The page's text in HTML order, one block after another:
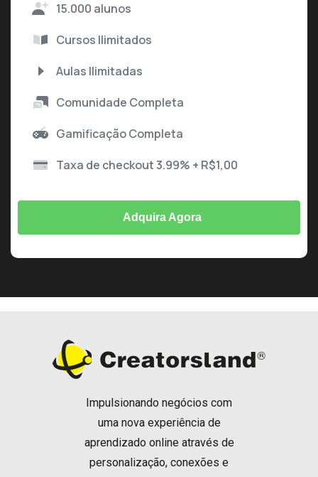
15.000 alunos
Cursos Ilimitados
Aulas Ilimitadas
Comunidade Completa
Gamificação Completa
Taxa de checkout 3.99% + R$1,00
Adquira Agora
Impulsionando negócios com
uma nova experiência de
aprendizado online através de
personalização, conexões e